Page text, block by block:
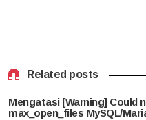
Related posts
Mengatasi [Warning] Could
max_open_files MySQL/